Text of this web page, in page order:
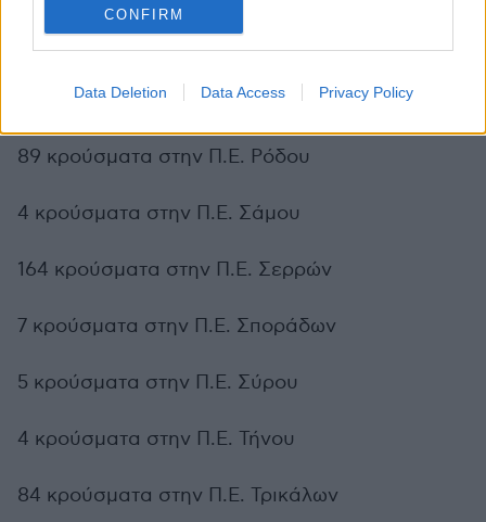
CONFIRM
Data Deletion Data Access Privacy Policy
53 κρούσματα στην Π.Ε. Ροδόπης
89 κρούσματα στην Π.Ε. Ρόδου
4 κρούσματα στην Π.Ε. Σάμου
164 κρούσματα στην Π.Ε. Σερρών
7 κρούσματα στην Π.Ε. Σποράδων
5 κρούσματα στην Π.Ε. Σύρου
4 κρούσματα στην Π.Ε. Τήνου
84 κρούσματα στην Π.Ε. Τρικάλων